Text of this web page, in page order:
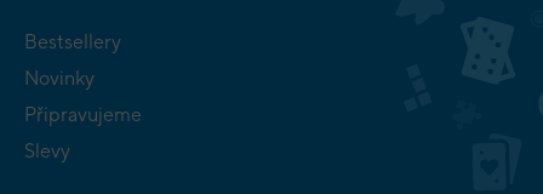
Bestsellery
Novinky
Připravujeme
Slevy